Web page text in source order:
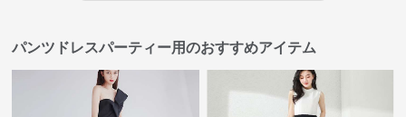
パンツドレスパーティー用のおすすめアイテム